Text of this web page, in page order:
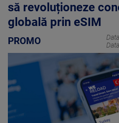
să revoluționeze
globală prin eSIM
PROMO